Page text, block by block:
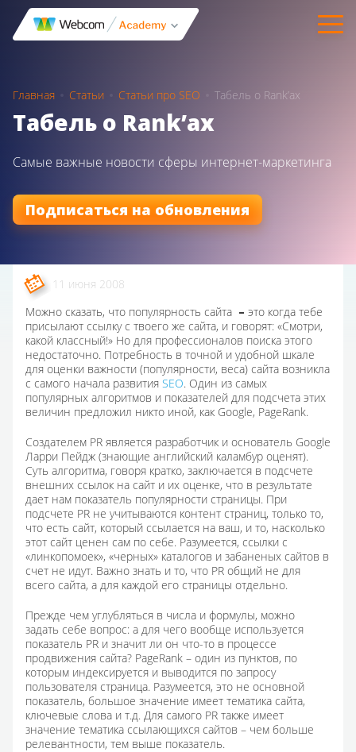
Главная Статьи Статьи про SEO Табель о Rank’ах
Табель о Rank’ах
Самые важные новости сферы интернет-маркетинга
Подписаться на обновления
11 июня 2008
Можно сказать, что популярность сайта – это когда тебе
присылают ссылку с твоего же сайта, и говорят: «Смотри,
какой классный!» Но для профессионалов поиска этого
недостаточно. Потребность в точной и удобной шкале
для оценки важности (популярности, веса) сайта возникла
с самого начала развития SEO. Один из самых
популярных алгоритмов и показателей для подсчета этих
величин предложил никто иной, как Goоgle, PageRank.
Создателем PR является разработчик и основатель Google
Ларри Пейдж (знающие английский каламбур оценят).
Суть алгоритма, говоря кратко, заключается в подсчете
внешних ссылок на сайт и их оценке, что в результате
дает нам показатель популярности страницы. При
подсчете PR не учитываются контент страниц, только то,
что есть сайт, который ссылается на ваш, и то, насколько
этот сайт ценен сам по себе. Разумеется, ссылки с
«линкопомоек», «черных» каталогов и забаненых сайтов в
счет не идут. Важно знать и то, что PR общий не для
всего сайта, а для каждой его страницы отдельно.
Прежде чем углубляться в числа и формулы, можно
задать себе вопрос: а для чего вообще используется
показатель PR и значит ли он что-то в процессе
продвижения сайта? PageRank – один из пунктов, по
которым индексируется и выводится по запросу
пользователя страница. Разумеется, это не основной
показатель, большое значение имеет тематика сайта,
ключевые слова и т.д. Для самого PR также имеет
значение тематика ссылающихся сайтов – чем больше
релевантности, тем выше показатель.